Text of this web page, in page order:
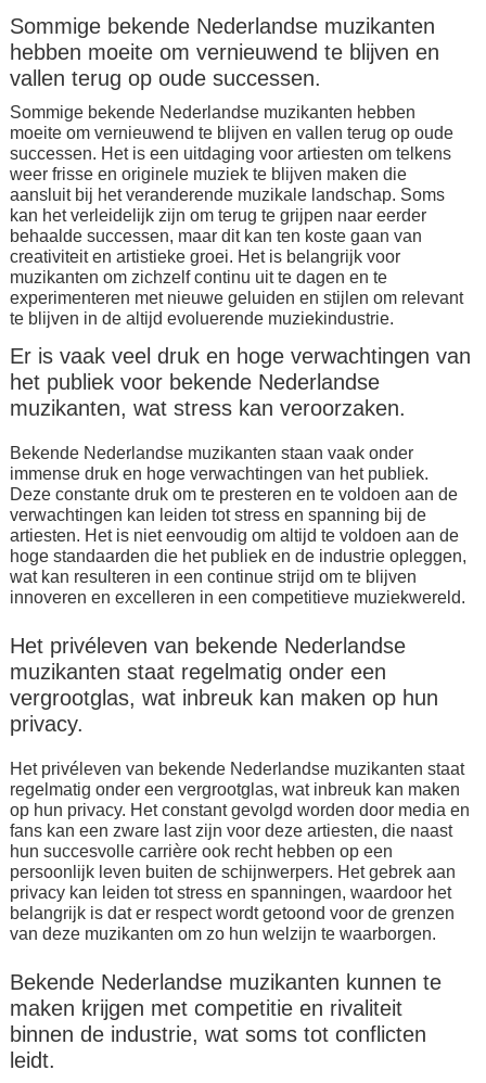
Sommige bekende Nederlandse muzikanten
hebben moeite om vernieuwend te blijven en
vallen terug op oude successen.
Sommige bekende Nederlandse muzikanten hebben
moeite om vernieuwend te blijven en vallen terug op oude
successen. Het is een uitdaging voor artiesten om telkens
weer frisse en originele muziek te blijven maken die
aansluit bij het veranderende muzikale landschap. Soms
kan het verleidelijk zijn om terug te grijpen naar eerder
behaalde successen, maar dit kan ten koste gaan van
creativiteit en artistieke groei. Het is belangrijk voor
muzikanten om zichzelf continu uit te dagen en te
experimenteren met nieuwe geluiden en stijlen om relevant
te blijven in de altijd evoluerende muziekindustrie.
Er is vaak veel druk en hoge verwachtingen van
het publiek voor bekende Nederlandse
muzikanten, wat stress kan veroorzaken.
Bekende Nederlandse muzikanten staan vaak onder
immense druk en hoge verwachtingen van het publiek.
Deze constante druk om te presteren en te voldoen aan de
verwachtingen kan leiden tot stress en spanning bij de
artiesten. Het is niet eenvoudig om altijd te voldoen aan de
hoge standaarden die het publiek en de industrie opleggen,
wat kan resulteren in een continue strijd om te blijven
innoveren en excelleren in een competitieve muziekwereld.
Het privéleven van bekende Nederlandse
muzikanten staat regelmatig onder een
vergrootglas, wat inbreuk kan maken op hun
privacy.
Het privéleven van bekende Nederlandse muzikanten staat
regelmatig onder een vergrootglas, wat inbreuk kan maken
op hun privacy. Het constant gevolgd worden door media en
fans kan een zware last zijn voor deze artiesten, die naast
hun succesvolle carrière ook recht hebben op een
persoonlijk leven buiten de schijnwerpers. Het gebrek aan
privacy kan leiden tot stress en spanningen, waardoor het
belangrijk is dat er respect wordt getoond voor de grenzen
van deze muzikanten om zo hun welzijn te waarborgen.
Bekende Nederlandse muzikanten kunnen te
maken krijgen met competitie en rivaliteit
binnen de industrie, wat soms tot conflicten
leidt.